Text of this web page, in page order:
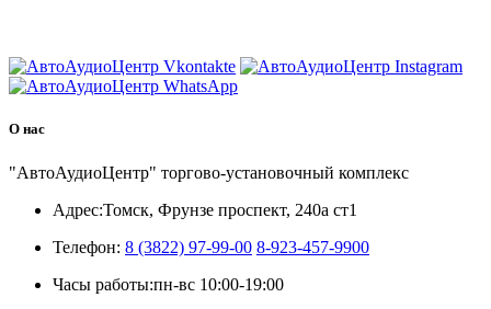
О нас
"АвтоАудиоЦентр" торгово-установочный комплекс
Адрес:Томск, Фрунзе проспект, 240а ст1
Телефон: 8 (3822) 97-99-00 8-923-457-9900
Часы работы:пн-вс 10:00-19:00